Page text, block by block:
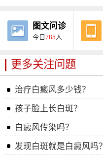
图文问诊
今日785 人
更多关注问题
治疗白癜风多少钱？
孩子脸上长白斑？
白癜风传染吗？
发现白斑就是白癜风吗？